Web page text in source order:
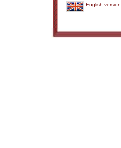
English version